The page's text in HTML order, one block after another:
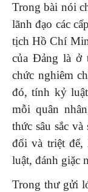
Trong bài nói
lãnh đạo các
tịch Hồ Chí
của Đảng là ở
chức nghiêm
đó, tính kỷ
mỗi quân
thức sâu sắc
đối và triệt
luật, đánh giặc
Trong thư gửi